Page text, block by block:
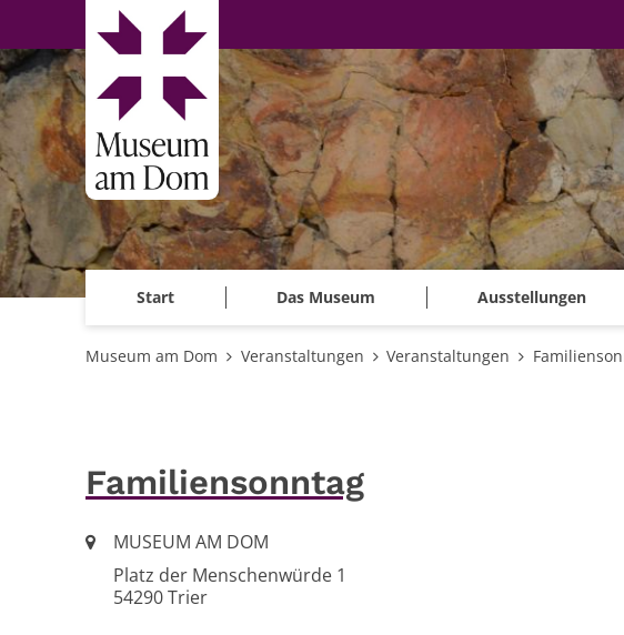
Zum Inhalt springen
Start Das Museum Ausstellungen
Museum am Dom Veranstaltungen Veranstaltungen
Familiensonntag
Ort:MUSEUM AM DOM
Platz der Menschenwürde 1
54290Trier